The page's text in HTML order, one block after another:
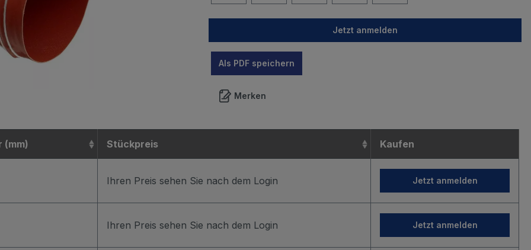
Jetzt anmelden
Als PDF speichern
Merken
(mm) Stückpreis Kaufen
Ihren Preis sehen Sie nach dem Login Jetzt anmelden
Ihren Preis sehen Sie nach dem Login Jetzt anmelden